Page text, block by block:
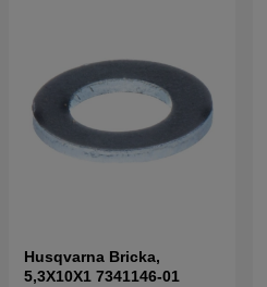
Husqvarna Bricka,
5,3X10X1 7341146-01